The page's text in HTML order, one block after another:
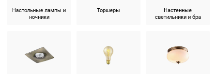
Настольные лампы и
ночники
Торшеры
Настенные
светильники и бра